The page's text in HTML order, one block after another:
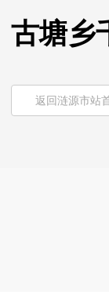
古塘乡
返回涟源市站